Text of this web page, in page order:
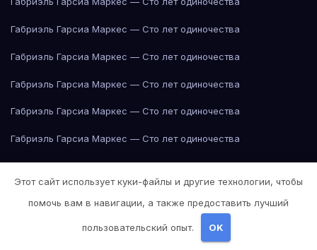
Габриэль Гарсиа Маркес — Сто лет одиночества
Габриэль Гарсиа Маркес — Сто лет одиночества
Габриэль Гарсиа Маркес — Сто лет одиночества
Габриэль Гарсиа Маркес — Сто лет одиночества
Габриэль Гарсиа Маркес — Сто лет одиночества
Габриэль Гарсиа Маркес — Сто лет одиночества
Этот сайт использует куки-файлы и другие технологии, чтобы
помочь вам в навигации, а также предоставить лучший
пользовательский опыт. OK